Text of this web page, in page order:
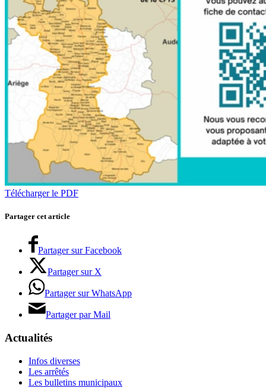
Télécharger le PDF
Partager cet article
Partager sur Facebook
Partager sur X
Partager sur WhatsApp
Partager par Mail
Actualités
Infos diverses
Les arrêtés
Les bulletins municipaux